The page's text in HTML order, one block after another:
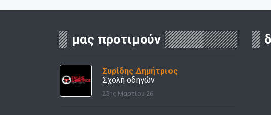
μας προτιμούν
Συρίδης Δημήτριος
Σχολή οδηγών
25ης Μαρτίου 26